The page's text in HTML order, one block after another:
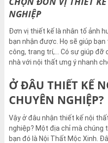
NGHIỆP
Đơn vị thiết kế là nhân tố ảnh
bạn nhận được. Họ sẽ giúp
công, trang trí,… Có sự giúp đỡ
nhà với nội thất ưng ý nhanh
Ở ĐÂU THIẾT KẾ
CHUYÊN NGHIỆP?
Vậy ở đâu nhận thiết kế nội
nghiệp? Một địa chỉ mà chúng
bạn đó là Nội Thất Mộc Xinh.